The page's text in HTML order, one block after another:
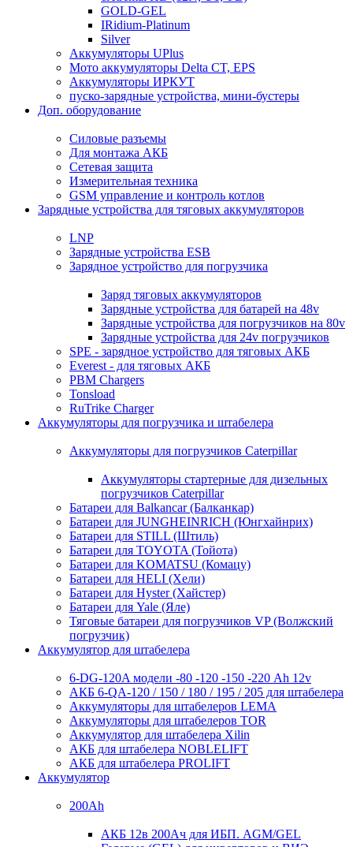
GOLD-GEL
IRidium-Platinum
Silver
Аккумуляторы UPlus
Мото аккумуляторы Delta CT, EPS
Аккумуляторы ИРКУТ
пуско-зарядные устройства, мини-бустеры
Доп. оборудование
Силовые разъемы
Для монтажа АКБ
Сетевая защита
Измерительная техника
GSM управление и контроль котлов
Зарядные устройства для тяговых аккумуляторов
LNP
Зарядные устройства ESB
Зарядное устройство для погрузчика
Заряд тяговых аккумуляторов
Зарядные устройства для батарей на 48v
Зарядные устройства для погрузчиков на 80v
Зарядные устройства для 24v погрузчиков
SPE - зарядное устройство для тяговых АКБ
Everest - для тяговых АКБ
PBM Chargers
Tonsload
RuTrike Charger
Аккумуляторы для погрузчика и штабелера
Аккумуляторы для погрузчиков Caterpillar
Аккумуляторы стартерные для дизельных
погрузчиков Caterpillar
Батареи для Balkancar (Балканкар)
Батареи для JUNGHEINRICH (Юнгхайнрих)
Батареи для STILL (Штиль)
Батареи для TOYOTA (Тойота)
Батареи для KOMATSU (Комацу)
Батареи для HELI (Хели)
Батареи для Hyster (Хайстер)
Батареи для Yale (Яле)
Тяговые батареи для погрузчиков VP (Волжский
погрузчик)
Аккумулятор для штабелера
6-DG-120A модели -80 -120 -150 -220 Ah 12v
АКБ 6-QA-120 / 150 / 180 / 195 / 205 для штабелера
Аккумуляторы для штабелеров LEMA
Аккумуляторы для штабелеров TOR
Аккумулятор для штабелера Xilin
АКБ для штабелера NOBLELIFT
АКБ для штабелера PROLIFT
Аккумулятор
200Ah
АКБ 12в 200Ач для ИБП. AGM/GEL